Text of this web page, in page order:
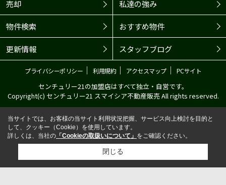
売却 私達の強み
物件検索 おすすめ物件
更新情報 スタッフブログ
プライバシーポリシー ｜ 利用規約｜ アクセスマップ｜ PCサイト
センチュリー21の加盟店はすべて独立・自営です。
Copyright(c) センチュリー21 スマイシア不動産販売 All rights reserved.
当サイトでは、お客様の当サイト利用状況把握、サービス向上検討を目的と
して、クッキー（Cookie）を使用しています。
詳しくは、当社の 「Cookieの取扱いについて」 をご確認ください。
閉じる